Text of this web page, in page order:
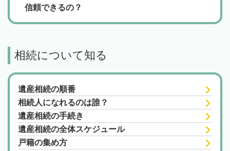
信頼できるの？
相続について知る
遺産相続の順番
相続人になれるのは誰？
遺産相続の手続き
遺産相続の全体スケジュール
戸籍の集め方